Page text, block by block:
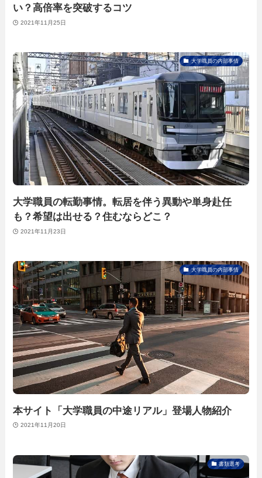
い？高倍率を突破するコツ
2021年11月25日
大学職員の内部事情
大学職員の転勤事情。転居を伴う異動や単身赴任
も？希望は出せる？住むならどこ？
2021年11月23日
大学職員の内部事情
本サイト「大学職員の中途リアル」登場人物紹介
2021年11月20日
書類選考